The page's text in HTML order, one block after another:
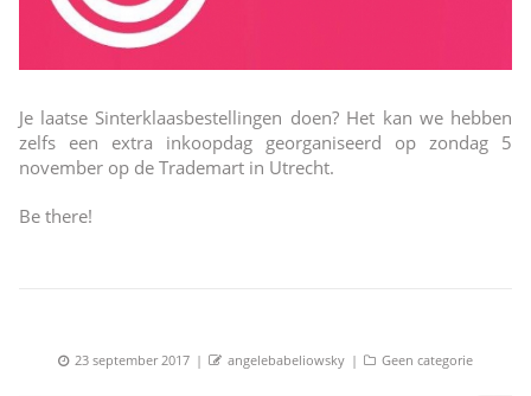
Je laatse Sinterklaasbestellingen doen? Het kan we hebben
zelfs een extra inkoopdag georganiseerd op zondag 5
november op de Trademart in Utrecht.
Be there!
Posted
23 september 2017 Author
angelebabeliowsky Categories
Geen categorie